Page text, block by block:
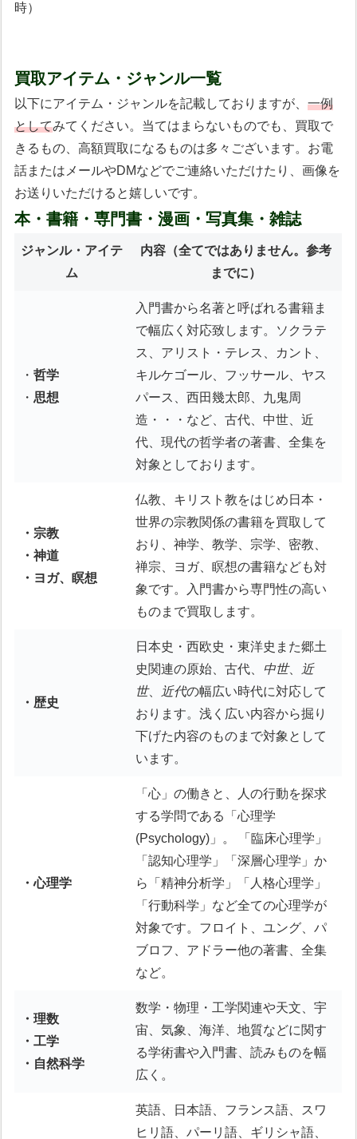
時）
買取アイテム・ジャンル一覧
以下にアイテム・ジャンルを記載しておりますが、一例
としてみてください。当てはまらないものでも、買取で
きるもの、高額買取になるものは多々ございます。お電
話またはメールやDMなどでご連絡いただけたり、画像を
お送りいただけると嬉しいです。
本・書籍・専門書・漫画・写真集・雑誌
ジャンル・アイテ
ム
内容（全てではありません。参考
までに）
・哲学
・思想
入門書から名著と呼ばれる書籍ま
で幅広く対応致します。ソクラテ
ス、アリスト・テレス、カント、
キルケゴール、フッサール、ヤス
パース、西田幾太郎、九鬼周
造・・・など、古代、中世、近
代、現代の哲学者の著書、全集を
対象としております。
・宗教
・神道
・ヨガ、瞑想
仏教、キリスト教をはじめ日本・
世界の宗教関係の書籍を買取して
おり、神学、教学、宗学、密教、
禅宗、ヨガ、瞑想の書籍なども対
象です。入門書から専門性の高い
ものまで買取します。
・歴史
日本史・西欧史・東洋史また郷土
史関連の原始、古代、
中世、
近
世、 近代の幅広い時代に対応して
おります。浅く広い内容から掘り
下げた内容のものまで対象として
います。
・心理学
「心」の働きと、人の行動を探求
する学問である「心理学
(Psychology)」。 「臨床心理学」
「認知心理学」「深層心理学」か
ら「精神分析学」「人格心理学」
「行動科学」など全ての心理学が
対象です。フロイト、ユング、パ
ブロフ、アドラー他の著書、全集
など。
・理数
・工学
・自然科学
数学・物理・工学関連や天文、宇
宙、気象、海洋、地質などに関す
る学術書や入門書、読みものを幅
広く。
英語、日本語、フランス語、スワ
ヒリ語、パーリ語、ギリシャ語、